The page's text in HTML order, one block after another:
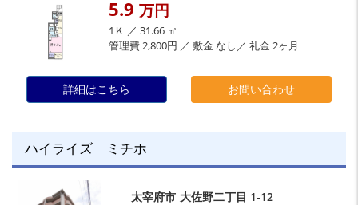
5.9 万円
1Ｋ ／ 31.66 ㎡
管理費 2,800円 ／ 敷金 なし／ 礼金 2ヶ月
詳細はこちら お問い合わせ
ハイライズ ミチホ
太宰府市 大佐野二丁目 1-12